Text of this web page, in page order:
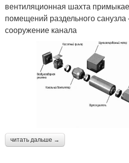
вентиляционная шахта
помещений раздельного санузла
сооружение канала
читать дальше →